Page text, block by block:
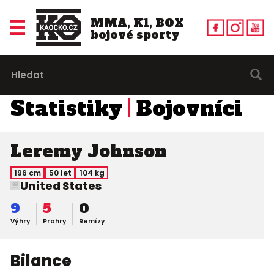
MMA, K1, BOX
bojové sporty
Statistiky Bojovníci
Leremy Johnson
196 cm 50 let 104 kg
United States
Výhry
9
Prohry
5
Remízy
0
Bilance